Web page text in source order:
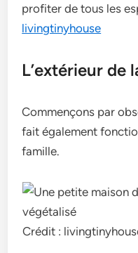
profiter de tous les
livingtinyhouse
L’extérieur de
Commençons par
fait également
famille.
Crédit :